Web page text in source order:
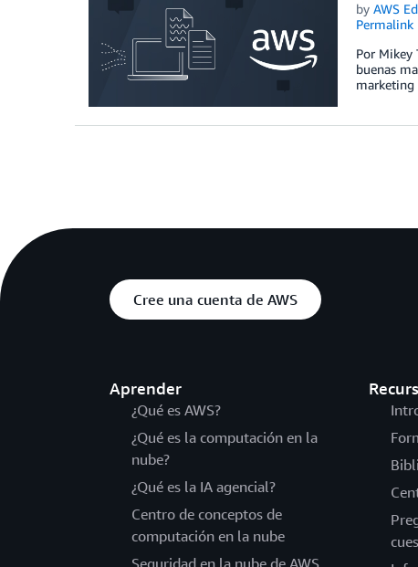
by AWS
Permalink
Por Mikey
buenas
marketing
Cree una cuenta de AWS
Aprender
¿Qué es AWS?
¿Qué es la computación en la
nube?
¿Qué es la IA agencial?
Centro de conceptos de
computación en la nube
Seguridad en la nube de AWS